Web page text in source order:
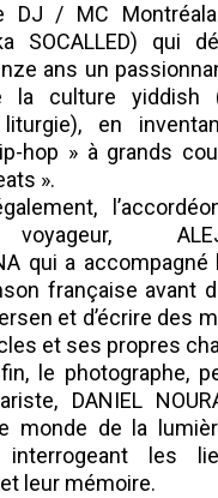
DJ / MC
SOCALLED) qui
ans un
la culture yiddish
liturgie), en
hop » à grands
».
qui a
française avant
et d’écrire des
et ses propres
le photographe,
DANIEL
monde de la
interrogeant les
leur mémoire.